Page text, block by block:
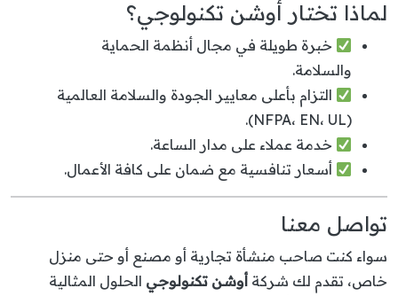
لماذا تختار أوشن تكنولوجي؟
خبرة طويلة في مجال أنظمة الحماية
والسلامة.
التزام بأعلى معايير الجودة والسلامة العالمية
(NFPA، EN، UL).
خدمة عملاء على مدار الساعة.
أسعار تنافسية مع ضمان على كافة الأعمال.
تواصل معنا
سواء كنت صاحب منشأة تجارية أو مصنع أو حتى منزل
خاص، تقدم لك شركة أوشن تكنولوجي الحلول المثالية